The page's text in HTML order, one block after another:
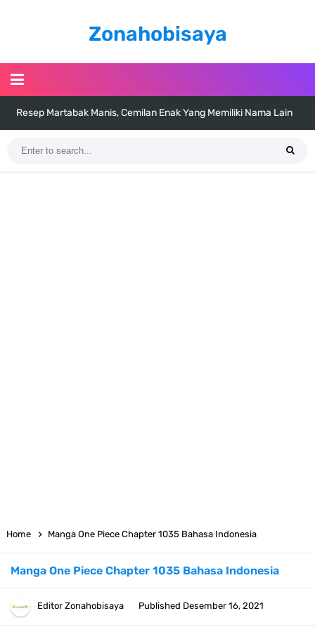
Zonahobisaya
Resep Martabak Manis, Cemilan Enak Yang Memiliki Nama Lain
Home Manga One Piece Chapter 1035 Bahasa Indonesia
Manga One Piece Chapter 1035 Bahasa Indonesia
Editor Zonahobisaya Published Desember 16, 2021